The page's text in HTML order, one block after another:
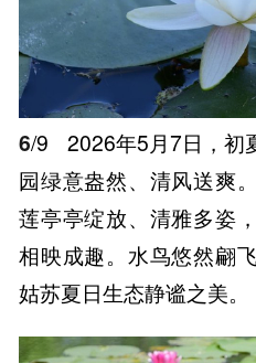
6/9
2026年5月7日，初
园绿意盎然、清风送爽
莲亭亭绽放、清雅多姿
相映成趣。水鸟悠然翩
姑苏夏日生态静谧之美。